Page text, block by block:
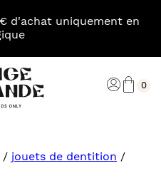
d'achat uniquement en
0
/ jouets de dentition /